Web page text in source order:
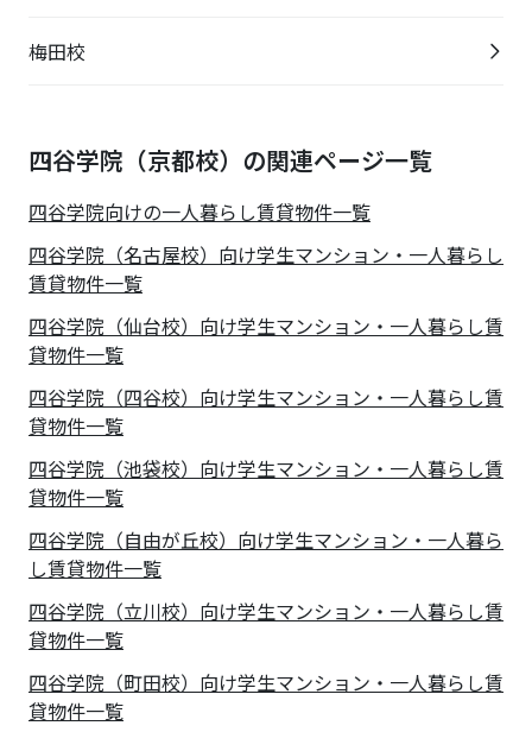
梅田校
四谷学院（京都校）の関連ページ一覧
四谷学院向けの一人暮らし賃貸物件一覧
四谷学院（名古屋校）向け学生マンション・一人暮らし
賃貸物件一覧
四谷学院（仙台校）向け学生マンション・一人暮らし賃
貸物件一覧
四谷学院（四谷校）向け学生マンション・一人暮らし賃
貸物件一覧
四谷学院（池袋校）向け学生マンション・一人暮らし賃
貸物件一覧
四谷学院（自由が丘校）向け学生マンション・一人暮ら
し賃貸物件一覧
四谷学院（立川校）向け学生マンション・一人暮らし賃
貸物件一覧
四谷学院（町田校）向け学生マンション・一人暮らし賃
貸物件一覧